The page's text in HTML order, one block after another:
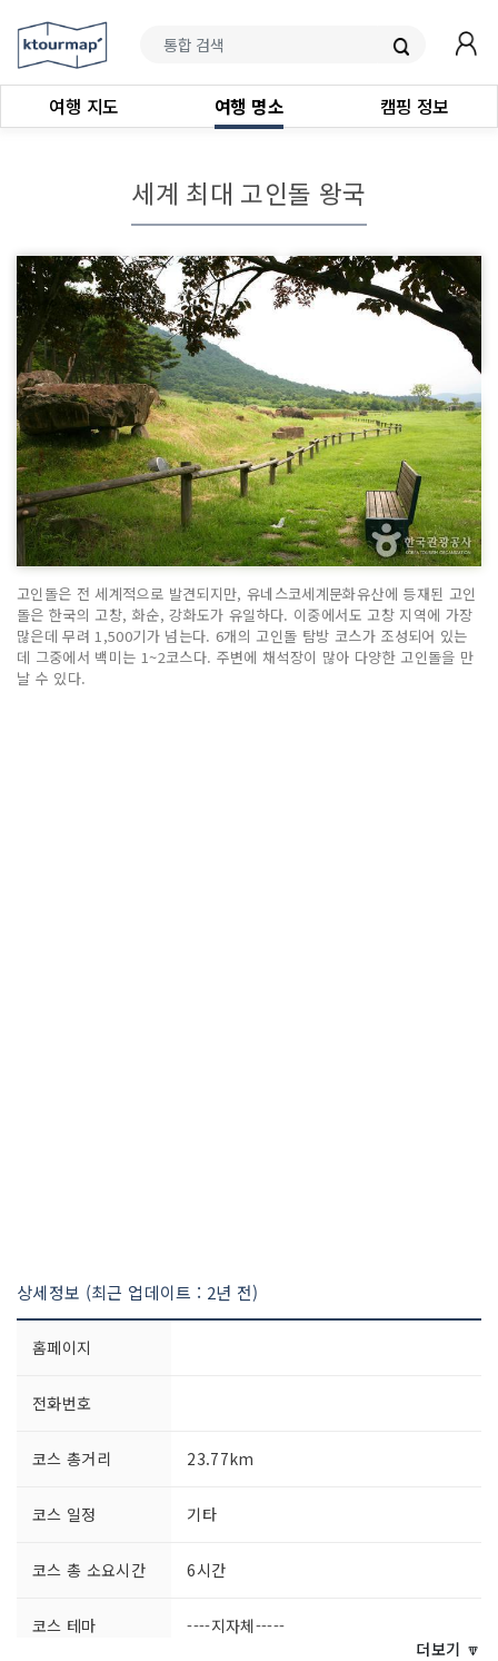
여행 지도 여행 명소 캠핑 정보
세계 최대 고인돌 왕국
고인돌은 전 세계적으로 발견되지만, 유네스코세계문화유산에 등재된 고인
돌은 한국의 고창, 화순, 강화도가 유일하다. 이중에서도 고창 지역에 가장
많은데 무려 1,500기가 넘는다. 6개의 고인돌 탐방 코스가 조성되어 있는
데 그중에서 백미는 1~2코스다. 주변에 채석장이 많아 다양한 고인돌을 만
날 수 있다.
상세정보 (최근 업데이트 : 2년 전)
홈페이지
전화번호
코스 총거리 23.77km
코스 일정 기타
코스 총 소요시간 6시간
코스 테마
----지자체-----
더보기 🔽